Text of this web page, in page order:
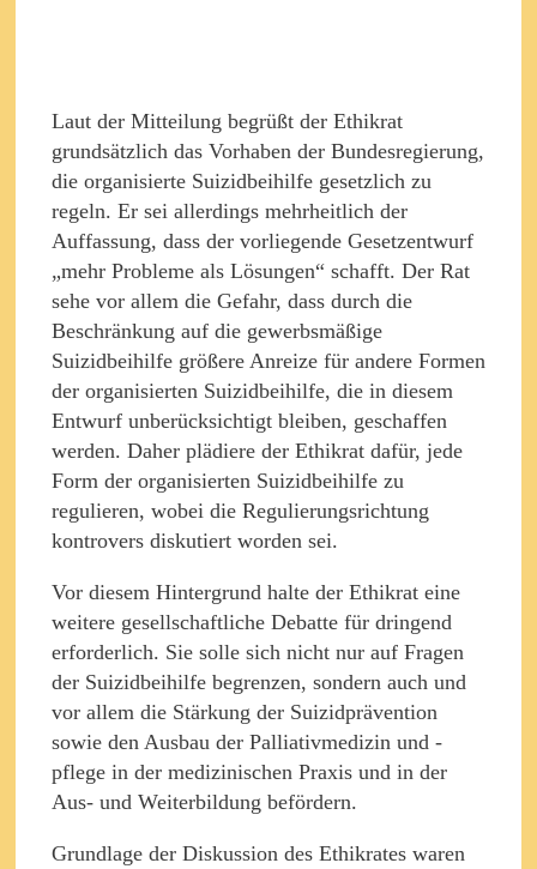
Laut der Mitteilung begrüßt der Ethikrat
grundsätzlich das Vorhaben der Bundesregierung,
die organisierte Suizidbeihilfe gesetzlich zu
regeln. Er sei allerdings mehrheitlich der
Auffassung, dass der vorliegende Gesetzentwurf
„mehr Probleme als Lösungen“ schafft. Der Rat
sehe vor allem die Gefahr, dass durch die
Beschränkung auf die gewerbsmäßige
Suizidbeihilfe größere Anreize für andere Formen
der organisierten Suizidbeihilfe, die in diesem
Entwurf unberücksichtigt bleiben, geschaffen
werden. Daher plädiere der Ethikrat dafür, jede
Form der organisierten Suizidbeihilfe zu
regulieren, wobei die Regulierungsrichtung
kontrovers diskutiert worden sei.
Vor diesem Hintergrund halte der Ethikrat eine
weitere gesellschaftliche Debatte für dringend
erforderlich. Sie solle sich nicht nur auf Fragen
der Suizidbeihilfe begrenzen, sondern auch und
vor allem die Stärkung der Suizidprävention
sowie den Ausbau der Palliativmedizin und -
pflege in der medizinischen Praxis und in der
Aus- und Weiterbildung befördern.
Grundlage der Diskussion des Ethikrates waren